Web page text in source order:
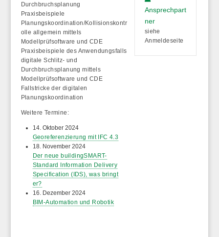
Durchbruchsplanung
Praxisbeispiele
Planungskoordination/Kollisionskontr
olle allgemein mittels
Modellprüfsoftware und CDE
Praxisbeispiele des Anwendungsfalls
digitale Schlitz- und
Durchbruchsplanung mittels
Modellprüfsoftware und CDE
Fallstricke der digitalen
Planungskoordination
Weitere Termine:
14. Oktober 2024
Georeferenzierung mit IFC 4.3
18. November 2024
Der neue buildingSMART-
Standard Information Delivery
Specification (IDS), was bringt
er?
16. Dezember 2024
BIM-Automation und Robotik
Ansprechpart
ner
siehe
Anmeldeseite